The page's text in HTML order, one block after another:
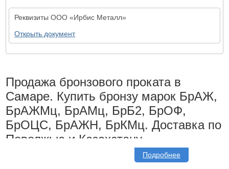
Реквизиты ООО «Ирбис Металл»
Открыть документ
Продажа бронзового проката в
Самаре. Купить бронзу марок БрАЖ,
БрАЖМц, БрАМц, БрБ2, БрОФ,
БрОЦС, БрАЖН, БрКМц. Доставка по
Поволжью и Казахстану.
Доставка проката из бронзы осуществляется по Самаре,
Подробнее